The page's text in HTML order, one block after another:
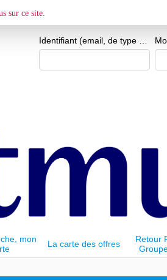
ESPACE CANDIDAT
mon
La carte des offres
Retour
sur ce site.